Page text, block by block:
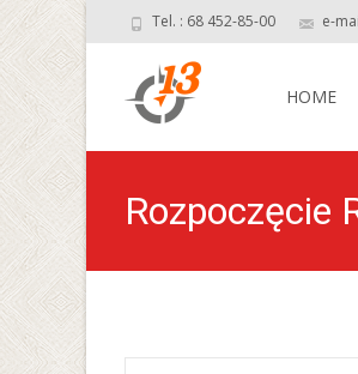
Tel. : 68 452-85-00 e-
HOME
Rozpoczęcie